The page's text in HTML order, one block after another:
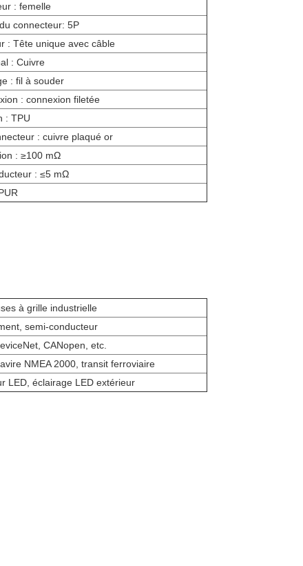
: femelle
connecteur: 5P
: Tête unique avec câble
: Cuivre
: fil à souder
: connexion filetée
: TPU
: cuivre plaqué or
: ≥100 mΩ
: ≤5 mΩ
à grille industrielle
semi-conducteur
CANopen, etc.
NMEA 2000, transit ferroviaire
LED, éclairage LED extérieur